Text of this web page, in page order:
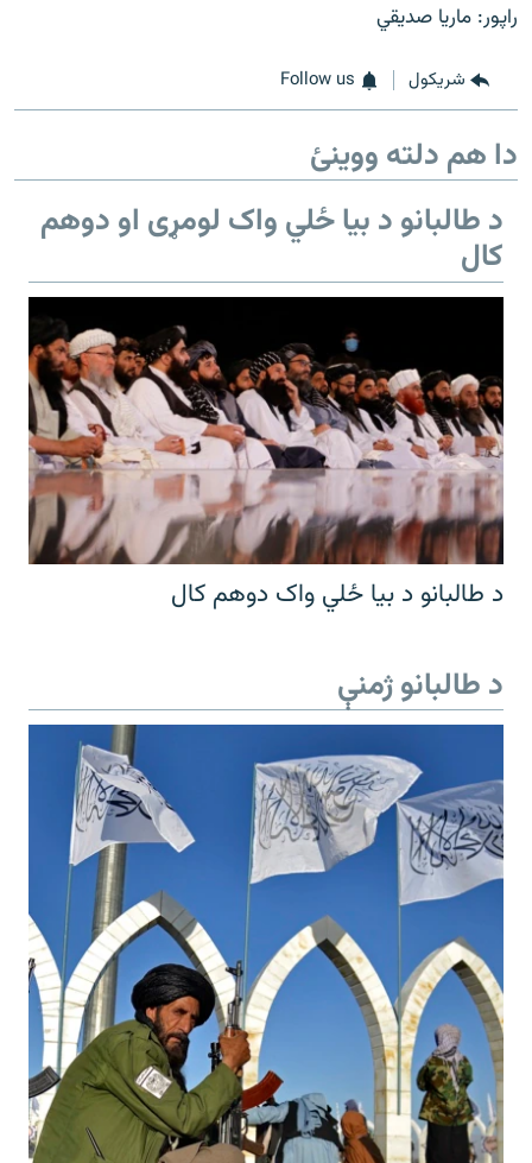
راپور: ماریا صدیقي
شريکول Follow us
دا هم دلته ووینئ
د طالبانو د بیا ځلي واک لومړی او دوهم
کال
د طالبانو د بیا ځلي واک دوهم کال
د طالبانو ژمنې